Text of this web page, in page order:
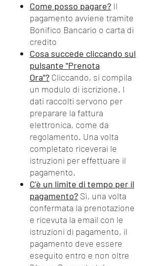
Come posso pagare? Il
pagamento avviene tramite
Bonifico Bancario o carta di
credito
Cosa succede cliccando sul
pulsante "Prenota
Ora"? Cliccando, si compila
un modulo di iscrizione. I
dati raccolti servono per
preparare la fattura
elettronica, come da
regolamento. Una volta
completato riceverai le
istruzioni per effettuare il
pagamento.
C'è un limite di tempo per il
pagamento? Sì, una volta
confermata la prenotazione
e ricevuta la email con le
istruzioni di pagamento, il
pagamento deve essere
eseguito entro e non oltre